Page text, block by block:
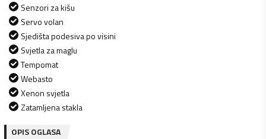
Senzori za kišu
Servo volan
Sjedišta podesiva po visini
Svjetla za maglu
Tempomat
Webasto
Xenon svjetla
Zatamljena stakla
OPIS OGLASA